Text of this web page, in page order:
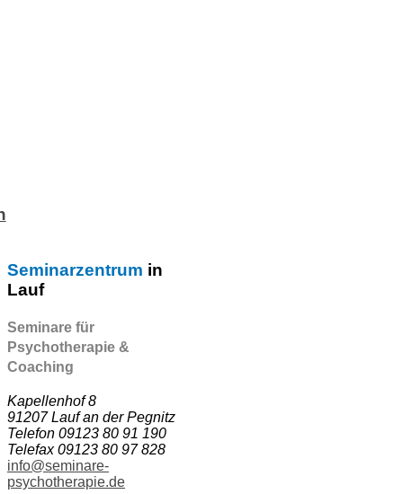
Seminarzentrum in
Lauf
Seminare für
Psychotherapie &
Coaching
Kapellenhof 8
91207 Lauf an der Pegnitz
Telefon 09123 80 91 190
Telefax 09123 80 97 828
info@seminare-
psychotherapie.de